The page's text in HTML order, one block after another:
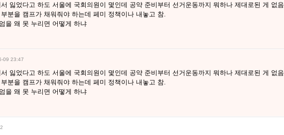
잃었다고 하도 서울에 국회의원이 몇인데 공약 준비부터 선거운동까지 뭐하나 제대로된 게 없음.
분을 캠프가 채워줘야 하는데 페미 정책이나 내놓고 참.
을 왜 못 누리면 어떻게 하냐
09 23:47
잃었다고 하도 서울에 국회의원이 몇인데 공약 준비부터 선거운동까지 뭐하나 제대로된 게 없음.
분을 캠프가 채워줘야 하는데 페미 정책이나 내놓고 참.
을 왜 못 누리면 어떻게 하냐